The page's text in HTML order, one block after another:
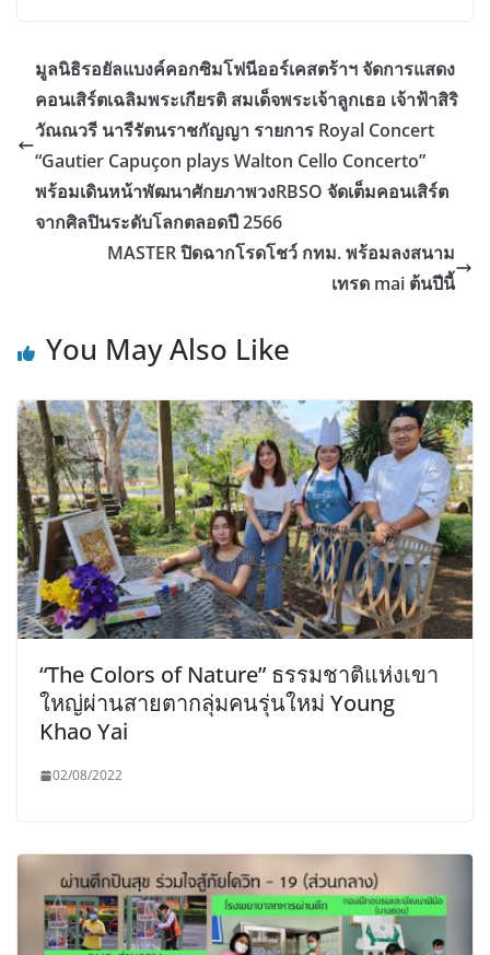
มูลนิธิรอยัลแบงค์คอกซิมโฟนีออร์เคสตร้าฯ จัดการแสดง
คอนเสิร์ตเฉลิมพระเกียรติ สมเด็จพระเจ้าลูกเธอ เจ้าฟ้าสิริ
วัณณวรี นารีรัตนราชกัญญา รายการ Royal Concert
“Gautier Capuçon plays Walton Cello Concerto”
พร้อมเดินหน้าพัฒนาศักยภาพวงRBSO จัดเต็มคอนเสิร์ต
จากศิลปินระดับโลกตลอดปี 2566
MASTER ปิดฉากโรดโชว์ กทม. พร้อมลงสนาม
เทรด mai ต้นปีนี้
You May Also Like
“The Colors of Nature” ธรรมชาติแห่งเขา
ใหญ่ผ่านสายตากลุ่มคนรุ่นใหม่ Young
Khao Yai
02/08/2022